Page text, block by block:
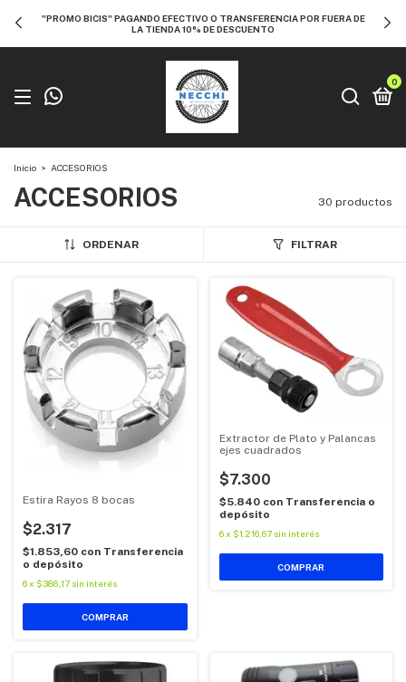
"PROMO BICIS" PAGANDO EFECTIVO O TRANSFERENCIA POR FUERA DE
LA TIENDA 10% DE DESCUENTO
0
Inicio > ACCESORIOS
ACCESORIOS 30 productos
ORDENAR FILTRAR
Estira Rayos 8 bocas
$2.317
$1.853,60 con Transferencia
o depósito
6x $386,17 sin interés
Extractor de Plato y Palancas
ejes cuadrados
$7.300
$5.840 con Transferencia o
depósito
6 x $1.216,67 sin interés